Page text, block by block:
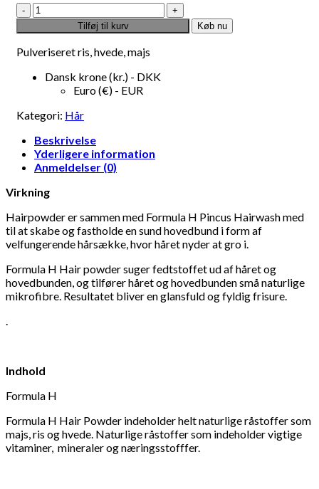
Pincus
Hair
Powder
250g
Tilføj til kurv Køb nu
Pulveriseret ris, hvede, majs
Dansk krone (kr.) - DKK
Euro (€) - EUR
Kategori: Hår
Beskrivelse
Yderligere information
Anmeldelser (0)
Virkning
Hairpowder er sammen med Formula H Pincus Hairwash med
til at skabe og fastholde en sund hovedbund i form af
velfungerende hårsække, hvor håret nyder at gro i.
Formula H Hair powder suger fedtstoffet ud af håret og
hovedbunden, og tilfører håret og hovedbunden små naturlige
mikrofibre. Resultatet bliver en glansfuld og fyldig frisure.
.
Indhold
Formula H
Formula H Hair Powder indeholder helt naturlige råstoffer som
majs, ris og hvede. Naturlige råstoffer som indeholder vigtige
vitaminer, mineraler og næringsstofffer.